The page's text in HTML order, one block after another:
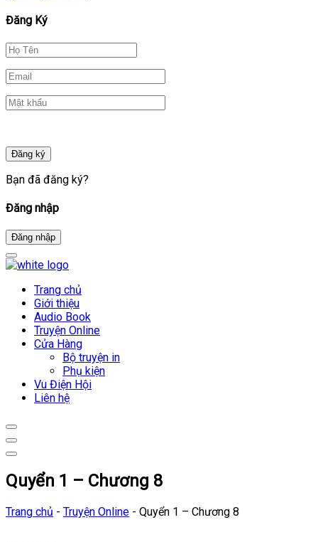
Đăng Ký
Đăng ký
Bạn đã đăng ký?
Đăng nhập
Đăng nhập
Trang chủ
Giới thiệu
Audio Book
Truyện Online
Cửa Hàng
Bộ truyện in
Phụ kiện
Vu Điện Hội
Liên hệ
Quyển 1 – Chương 8
Trang chủ - Truyện Online - Quyển 1 – Chương 8